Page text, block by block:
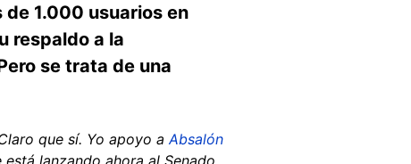
de 1.000 usuarios en
respaldo a la
se trata de una
que sí. Yo apoyo a Absalón
lanzando ahora al Senado